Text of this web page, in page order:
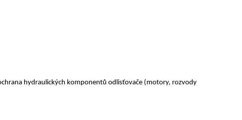
hydraulických komponentů odlisťovače (motory, rozvody